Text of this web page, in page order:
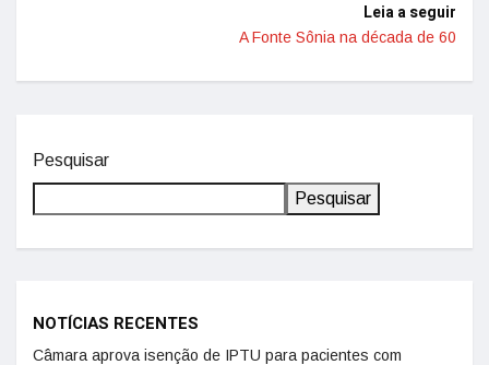
Leia a seguir
A Fonte Sônia na década de 60
Pesquisar
Pesquisar
NOTÍCIAS RECENTES
Câmara aprova isenção de IPTU para pacientes com